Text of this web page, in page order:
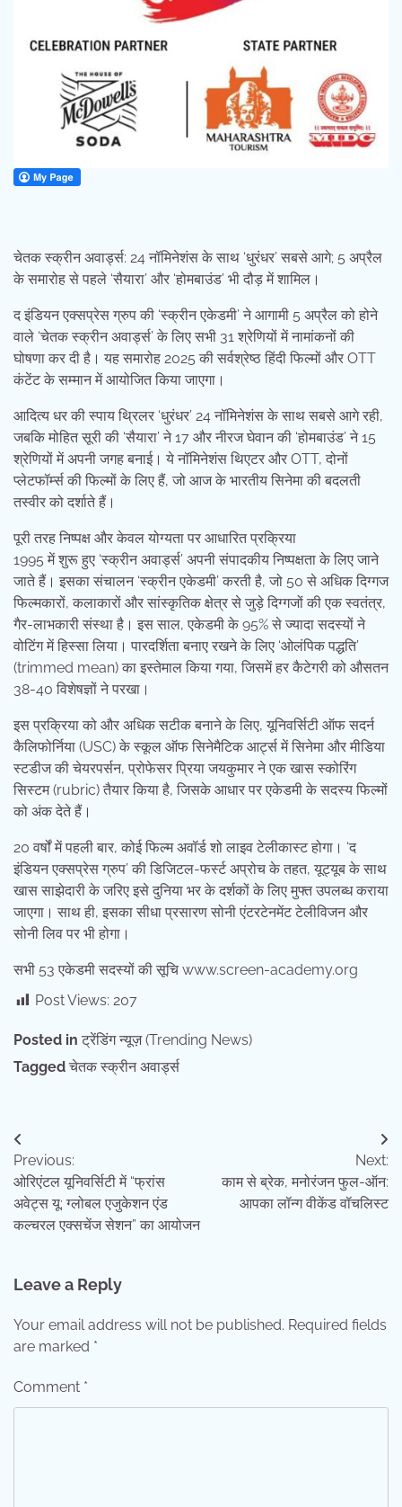
चेतक स्क्रीन अवार्ड्स: 24 नॉमिनेशंस के साथ ‘धुरंधर’ सबसे आगे; 5 अप्रैल
के समारोह से पहले ‘सैयारा’ और ‘होमबाउंड’ भी दौड़ में शामिल।
द इंडियन एक्सप्रेस ग्रुप की ‘स्क्रीन एकेडमी’ ने आगामी 5 अप्रैल को होने
वाले ‘चेतक स्क्रीन अवार्ड्स’ के लिए सभी 31 श्रेणियों में नामांकनों की
घोषणा कर दी है। यह समारोह 2025 की सर्वश्रेष्ठ हिंदी फिल्मों और OTT
कंटेंट के सम्मान में आयोजित किया जाएगा।
आदित्य धर की स्पाय थ्रिलर ‘धुरंधर’ 24 नॉमिनेशंस के साथ सबसे आगे रही,
जबकि मोहित सूरी की ‘सैयारा’ ने 17 और नीरज घेवान की ‘होमबाउंड’ ने 15
श्रेणियों में अपनी जगह बनाई। ये नॉमिनेशंस थिएटर और OTT, दोनों
प्लेटफॉर्म्स की फिल्मों के लिए हैं, जो आज के भारतीय सिनेमा की बदलती
तस्वीर को दर्शाते हैं।
पूरी तरह निष्पक्ष और केवल योग्यता पर आधारित प्रक्रिया
1995 में शुरू हुए ‘स्क्रीन अवार्ड्स’ अपनी संपादकीय निष्पक्षता के लिए जाने
जाते हैं। इसका संचालन ‘स्क्रीन एकेडमी’ करती है, जो 50 से अधिक दिग्गज
फिल्मकारों, कलाकारों और सांस्कृतिक क्षेत्र से जुड़े दिग्गजों की एक स्वतंत्र,
गैर-लाभकारी संस्था है। इस साल, एकेडमी के 95% से ज्यादा सदस्यों ने
वोटिंग में हिस्सा लिया। पारदर्शिता बनाए रखने के लिए ‘ओलंपिक पद्धति’
(trimmed mean) का इस्तेमाल किया गया, जिसमें हर कैटेगरी को औसतन
38-40 विशेषज्ञों ने परखा।
इस प्रक्रिया को और अधिक सटीक बनाने के लिए, यूनिवर्सिटी ऑफ सदर्न
कैलिफोर्निया (USC) के स्कूल ऑफ सिनेमैटिक आर्ट्स में सिनेमा और मीडिया
स्टडीज की चेयरपर्सन, प्रोफेसर प्रिया जयकुमार ने एक खास स्कोरिंग
सिस्टम (rubric) तैयार किया है, जिसके आधार पर एकेडमी के सदस्य फिल्मों
को अंक देते हैं।
20 वर्षों में पहली बार, कोई फिल्म अवॉर्ड शो लाइव टेलीकास्ट होगा। ‘द
इंडियन एक्सप्रेस ग्रुप’ की डिजिटल-फर्स्ट अप्रोच के तहत, यूट्यूब के साथ
खास साझेदारी के जरिए इसे दुनिया भर के दर्शकों के लिए मुफ्त उपलब्ध कराया
जाएगा। साथ ही, इसका सीधा प्रसारण सोनी एंटरटेनमेंट टेलीविजन और
सोनी लिव पर भी होगा।
सभी 53 एकेडमी सदस्यों की सूचि www.screen-academy.org
Post Views: 207
Posted in ट्रेंडिंग न्यूज़ (Trending News)
Tagged चेतक स्क्रीन अवार्ड्स
Post
navigation
Previous:
ओरिएंटल यूनिवर्सिटी में “फ्रांस
अवेट्स यू: ग्लोबल एजुकेशन एंड
कल्चरल एक्सचेंज सेशन” का आयोजन
Next:
काम से ब्रेक, मनोरंजन फुल-ऑन:
आपका लॉन्ग वीकेंड वॉचलिस्ट
Leave a Reply
Your email address will not be published. Required fields
are marked *
Comment *